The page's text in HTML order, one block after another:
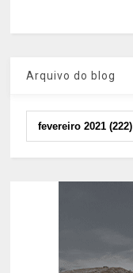
Arquivo do blog